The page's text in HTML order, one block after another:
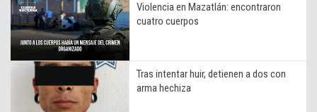
Violencia en Mazatlán: encontraron
cuatro cuerpos
Tras intentar huir, detienen a dos con
arma hechiza